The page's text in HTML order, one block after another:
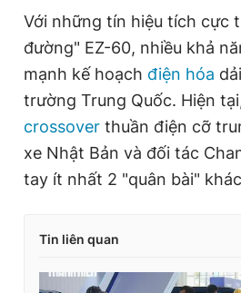
Với những tín hiệu tích cực
đường" EZ-60, nhiều khả
mạnh kế hoạch điện hóa
trường Trung Quốc. Hiện
crossover thuần điện cỡ
xe Nhật Bản và đối tác
tay ít nhất 2 "quân bài"
Tin liên quan